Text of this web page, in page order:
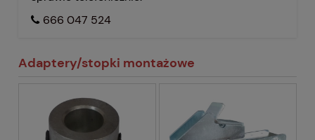
666 047 524
Adaptery/stopki montażowe